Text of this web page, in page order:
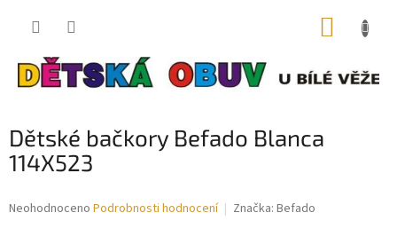
Dětské bačkory Befado Blanca
114X523
Průměrné
Neohodnoceno Podrobnosti hodnocení Značka: Befado